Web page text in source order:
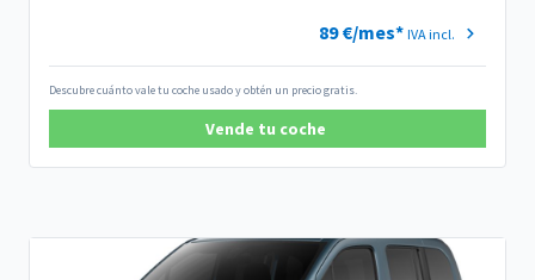
89 €/mes* IVA incl.
Descubre cuánto vale tu coche usado y obtén un precio gratis.
Vende tu coche